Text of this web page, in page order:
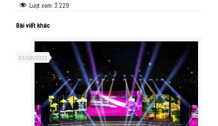
Lượt xem: 3.229
Bài viết khác
03/08/2022